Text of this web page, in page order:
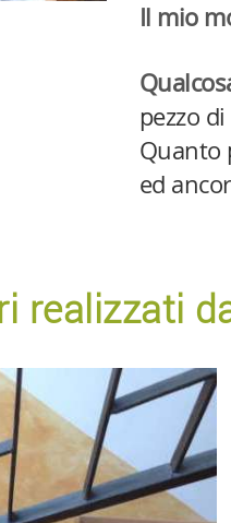
Il mio
pezzo
Quanto
ed
realizzati